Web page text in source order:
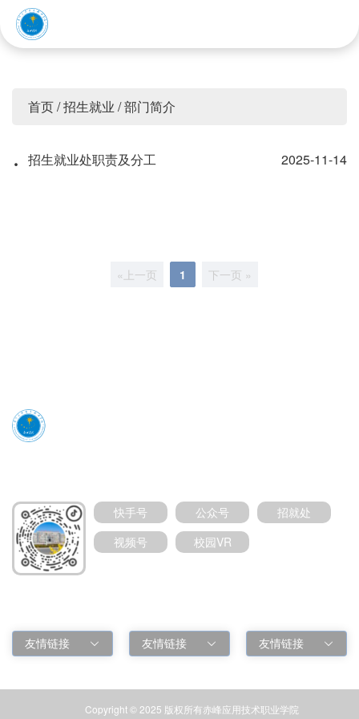
首页/招生就业 /部门简介
2025-11-14
· 招生就业处职责及分工
«上一页 1 下一页 »
快手号 公众号
招就处
视频号
校园VR
友情链接 友情链接 友情链接
Copyright © 2025 版权所有赤峰应用技术职业学院